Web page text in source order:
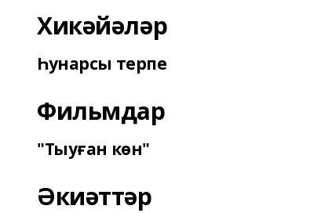
Хикәйәләр
Һунарсы терпе
Фильмдар
"Тыуған көн"
Әкиәттәр